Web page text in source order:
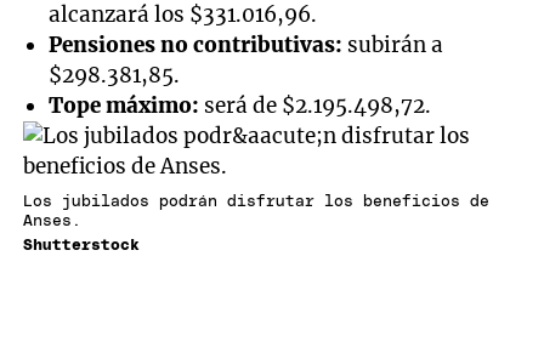
alcanzará los $331.016,96.
Pensiones no contributivas: subirán a
$298.381,85.
Tope máximo: será de $2.195.498,72.
Los jubilados podrán disfrutar los beneficios de
Anses.
Shutterstock